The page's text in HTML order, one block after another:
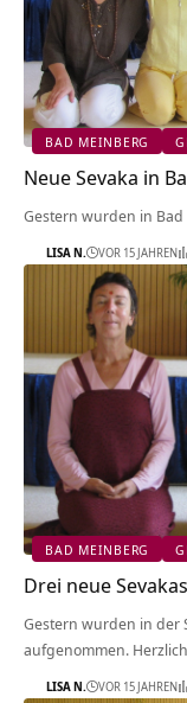
BAD MEINBERG
Neue Sevaka in
Gestern wurden in
LISA N. VOR 15 JAHREN
BAD MEINBERG
Drei neue
Gestern wurden in der
aufgenommen.
LISA N. VOR 15 JAHREN